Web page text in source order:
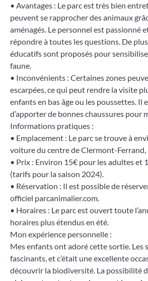
• Avantages : Le parc est très bien
peuvent se rapprocher des animaux
aménagés. Le personnel est passionné
répondre à toutes les questions. De
éducatifs sont proposés pour
faune.
• Inconvénients : Certaines zones
escarpées, ce qui peut rendre la visite
enfants en bas âge ou les poussettes. Il
d’apporter de bonnes chaussures pour
Informations pratiques :
• Emplacement : Le parc se trouve à
voiture du centre de Clermont-Ferrand,
• Prix : Environ 15€ pour les adultes et
(tarifs pour la saison 2024).
• Réservation : Il est possible de
officiel parcanimalier.com.
• Horaires : Le parc est ouvert toute
horaires plus étendus en été.
Mon expérience personnelle :
Mes enfants ont adoré cette sortie. Les
fascinants, et c’était une excellente
découvrir la biodiversité. La possibilité